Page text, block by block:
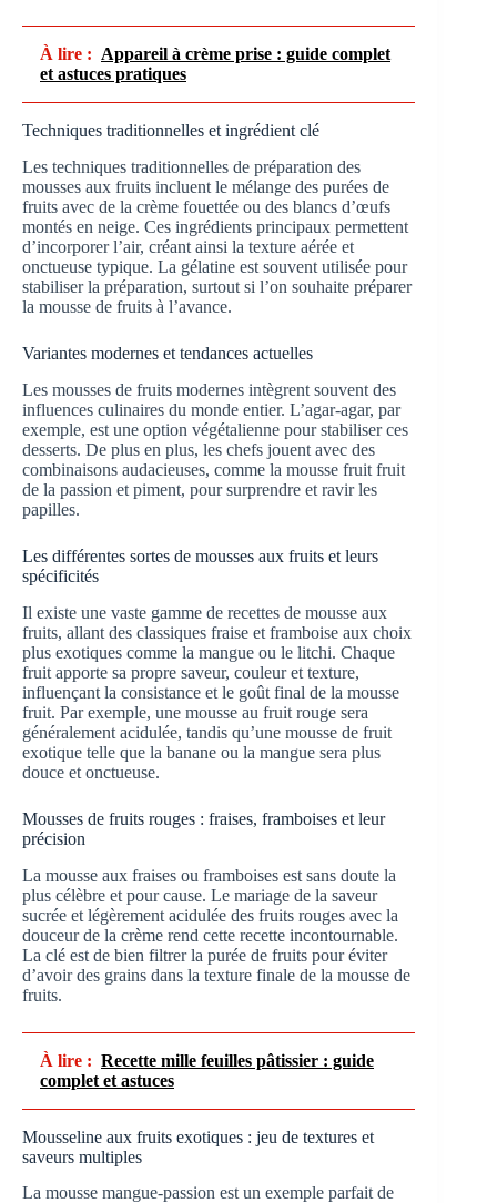
À lire : Appareil à crème prise : guide complet
et astuces pratiques
Techniques traditionnelles et ingrédient clé
Les techniques traditionnelles de préparation des
mousses aux fruits incluent le mélange des purées de
fruits avec de la crème fouettée ou des blancs d’œufs
montés en neige. Ces ingrédients principaux permettent
d’incorporer l’air, créant ainsi la texture aérée et
onctueuse typique. La gélatine est souvent utilisée pour
stabiliser la préparation, surtout si l’on souhaite préparer
la mousse de fruits à l’avance.
Variantes modernes et tendances actuelles
Les mousses de fruits modernes intègrent souvent des
influences culinaires du monde entier. L’agar-agar, par
exemple, est une option végétalienne pour stabiliser ces
desserts. De plus en plus, les chefs jouent avec des
combinaisons audacieuses, comme la mousse fruit fruit
de la passion et piment, pour surprendre et ravir les
papilles.
Les différentes sortes de mousses aux fruits et leurs
spécificités
Il existe une vaste gamme de recettes de mousse aux
fruits, allant des classiques fraise et framboise aux choix
plus exotiques comme la mangue ou le litchi. Chaque
fruit apporte sa propre saveur, couleur et texture,
influençant la consistance et le goût final de la mousse
fruit. Par exemple, une mousse au fruit rouge sera
généralement acidulée, tandis qu’une mousse de fruit
exotique telle que la banane ou la mangue sera plus
douce et onctueuse.
Mousses de fruits rouges : fraises, framboises et leur
précision
La mousse aux fraises ou framboises est sans doute la
plus célèbre et pour cause. Le mariage de la saveur
sucrée et légèrement acidulée des fruits rouges avec la
douceur de la crème rend cette recette incontournable.
La clé est de bien filtrer la purée de fruits pour éviter
d’avoir des grains dans la texture finale de la mousse de
fruits.
À lire : Recette mille feuilles pâtissier : guide
complet et astuces
Mousseline aux fruits exotiques : jeu de textures et
saveurs multiples
La mousse mangue-passion est un exemple parfait de